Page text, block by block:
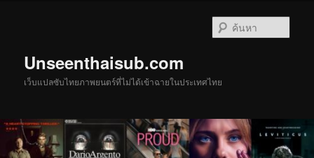
Unseenthaisub.com
เว็บแปลซับไทยภาพยนตร์ที่ไม่ได้เข้าฉายในประเทศไทย